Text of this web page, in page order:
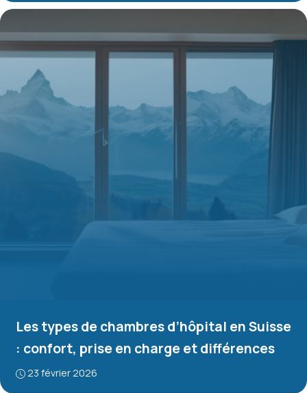
Les types de chambres d’hôpital en Suisse
: confort, prise en charge et différences
23 février 2026